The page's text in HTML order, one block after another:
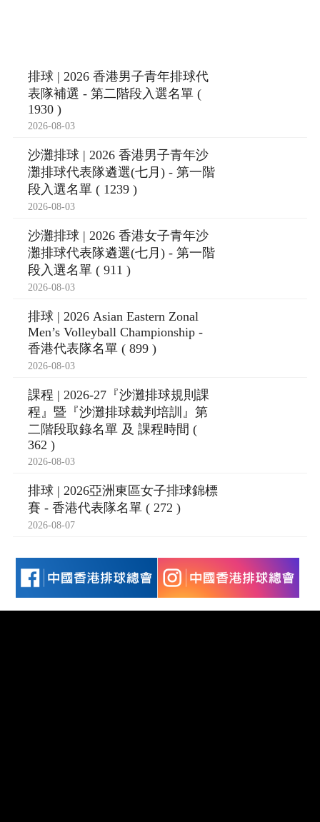
排球 | 2026 香港男子青年排球代
表隊補選 - 第二階段入選名單 (
1930 )
2026-08-03
沙灘排球 | 2026 香港男子青年沙
灘排球代表隊遴選(七月) - 第一階
段入選名單 ( 1239 )
2026-08-03
沙灘排球 | 2026 香港女子青年沙
灘排球代表隊遴選(七月) - 第一階
段入選名單 ( 911 )
2026-08-03
排球 | 2026 Asian Eastern Zonal
Men’s Volleyball Championship -
香港代表隊名單 ( 899 )
2026-08-03
課程 | 2026-27『沙灘排球規則課
程』暨『沙灘排球裁判培訓』第
二階段取錄名單 及 課程時間 (
362 )
2026-08-03
排球 | 2026亞洲東區女子排球錦標
賽 - 香港代表隊名單 ( 272 )
2026-08-07